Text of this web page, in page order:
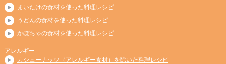
まいたけの食材を使った料理レシピ
うどんの食材を使った料理レシピ
かぼちゃの食材を使った料理レシピ
アレルギー
カシューナッツ（アレルギー食材）を除いた料理レシピ